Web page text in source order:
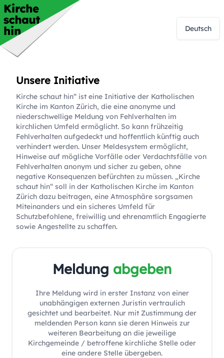
Deutsch
Unsere Initiative
Kirche schaut hin“ ist eine Initiative der Katholischen
Kirche im Kanton Zürich, die eine anonyme und
niederschwellige Meldung von Fehlverhalten im
kirchlichen Umfeld ermöglicht. So kann frühzeitig
Fehlverhalten aufgedeckt und hoffentlich künftig auch
verhindert werden. Unser Meldesystem ermöglicht,
Hinweise auf mögliche Vorfälle oder Verdachtsfälle von
Fehlverhalten anonym und sicher zu geben, ohne
negative Konsequenzen befürchten zu müssen. „Kirche
schaut hin“ soll in der Katholischen Kirche im Kanton
Zürich dazu beitragen, eine Atmosphäre sorgsamen
Miteinanders und ein sicheres Umfeld für
Schutzbefohlene, freiwillig und ehrenamtlich Engagierte
sowie Angestellte zu schaffen.
Meldung abgeben
Ihre Meldung wird in erster Instanz von einer
unabhängigen externen Juristin vertraulich
gesichtet und bearbeitet. Nur mit Zustimmung der
meldenden Person kann sie deren Hinweis zur
weiteren Bearbeitung an die jeweilige
Kirchgemeinde / betroffene kirchliche Stelle oder
eine andere Stelle übergeben.